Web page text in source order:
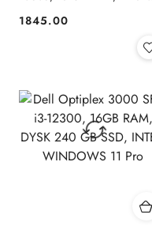
WINDOWS 11 PRO
Cena:
1845.00